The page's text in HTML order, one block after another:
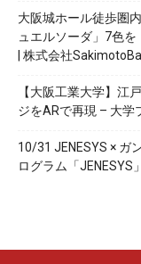
大阪城ホール徒歩圏
ュエルソーダ」7色
| 株式会社
【大阪工業大学】江
ジをARで再現 – 大学
10/31 JENESYS ×
ログラム「JENESYS」